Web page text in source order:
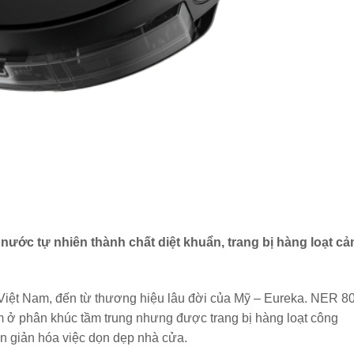
tự nhiên thành chất diệt khuẩn, trang bị hàng loạt
Nam, đến từ thương hiệu lâu đời của Mỹ – Eureka. NER
ở phân khúc tầm trung nhưng được trang bị hàng loạt công
giản hóa việc dọn dẹp nhà cửa.